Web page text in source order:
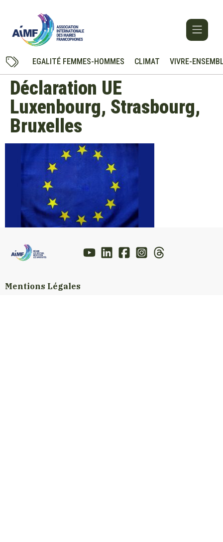
EGALITÉ FEMMES-HOMMES CLIMAT VIVRE-
Déclaration UE
Luxenbourg, Strasbourg,
Bruxelles
Mentions Légales